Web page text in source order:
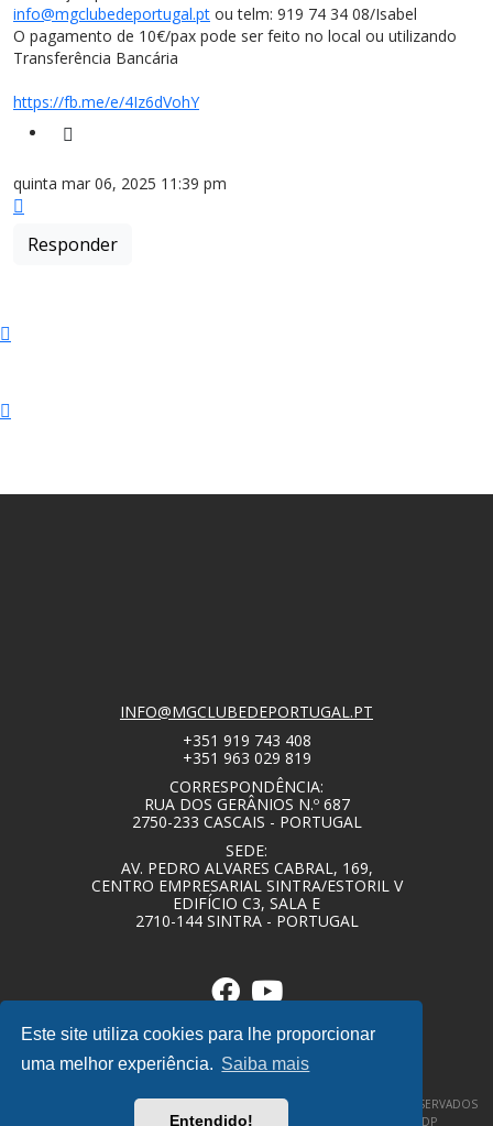
Este site utiliza cookies para lhe proporcionar
uma melhor experiência. Saiba mais
Entendido!
info@mgclubedeportugal.pt ou telm: 919 74 34 08/Isabel
O pagamento de 10€/pax pode ser feito no local ou utilizando
Transferência Bancária
https://fb.me/e/4Iz6dVohY
quinta mar 06, 2025 11:39 pm
Responder
INFO@MGCLUBEDEPORTUGAL.PT
+351 919 743 408
+351 963 029 819
CORRESPONDÊNCIA:
RUA DOS GERÂNIOS N.º 687
2750-233 CASCAIS - PORTUGAL
SEDE:
AV. PEDRO ALVARES CABRAL, 169,
CENTRO EMPRESARIAL SINTRA/ESTORIL V
EDIFÍCIO C3, SALA E
2710-144 SINTRA - PORTUGAL
© COPYRIGHT 2020 – MG CLUBE DE PORTUGAL – TODOS OS DIREITOS RESERVADOS
POLÍTICA DE PRIVACIDADE / TERMOS E CONDIÇÕES DESIGNBY|DP